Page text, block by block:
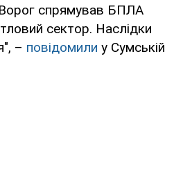
спрямував БПЛА
сектор. Наслідки
– повідомили у Сумській